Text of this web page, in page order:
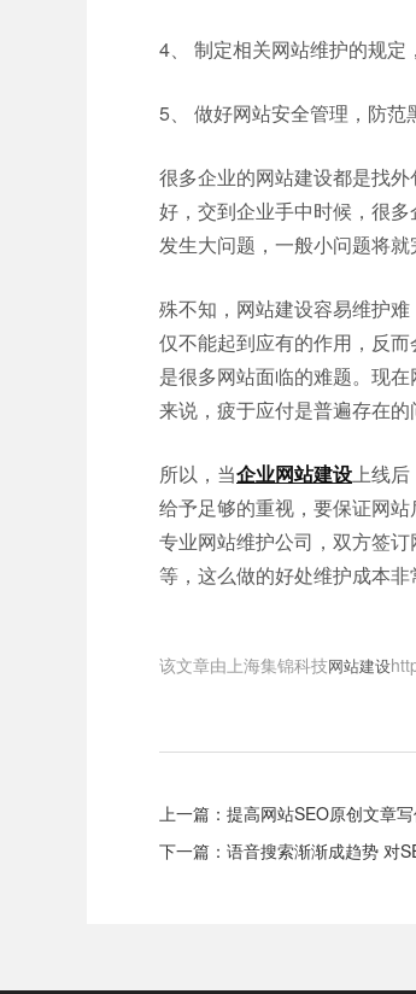
4、 制定相关网站维护的规
5、 做好网站安全管理，防范
很多企业的网站建设都是找
好，交到企业手中时候，很
发生大问题，一般小问题将就
殊不知，网站建设容易维护
仅不能起到应有的作用，反
是很多网站面临的难题。现
来说，疲于应付是普遍存在的
所以，当企业网站建设上线后
给予足够的重视，要保证网
专业网站维护公司，双方签
等，这么做的好处维护成本非
该文章由上海集锦科技网站建设
上一篇： 提高网站SEO原创文章
下一篇： 语音搜索渐渐成趋势 对